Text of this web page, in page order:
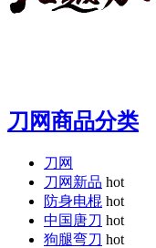
刀网商品分类
刀网
刀网新品 hot
防身电棍 hot
中国唐刀 hot
狗腿弯刀 hot